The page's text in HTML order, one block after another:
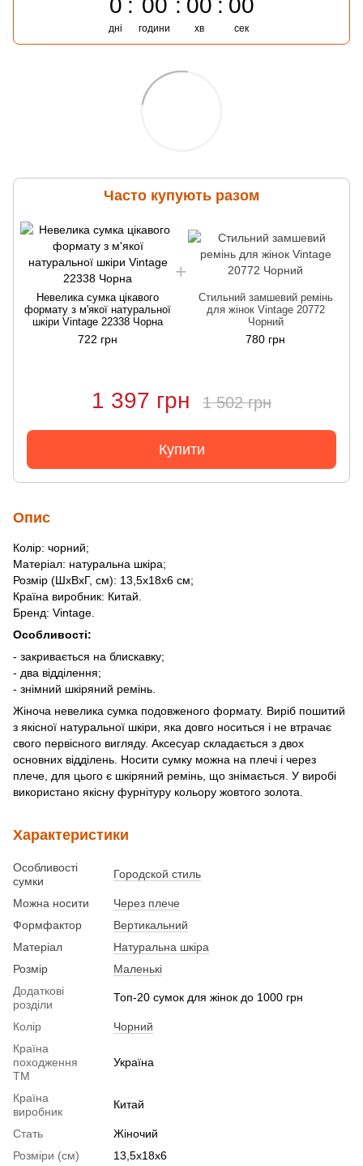
дні години хв сек
Часто купують разом
Невелика сумка цікавого
формату з м'якої натуральної
шкіри Vintage 22338 Чорна
722 грн
Стильний замшевий ремінь
для жінок Vintage 20772
Чорний
780 грн
1 397 грн 1 502 грн
Купити
Опис
Колір: чорний;
Матеріал: натуральна шкіра;
Розмір (ШхВхГ, см): 13,5х18х6 см;
Країна виробник: Китай.
Бренд: Vintage.
Особливості:
- закривається на блискавку;
- два відділення;
- знімний шкіряний ремінь.
Жіноча невелика сумка подовженого формату. Виріб пошитий
з якісної натуральної шкіри, яка довго носиться і не втрачає
свого первісного вигляду. Аксесуар складається з двох
основних відділень. Носити сумку можна на плечі і через
плече, для цього є шкіряний ремінь, що знімається. У виробі
використано якісну фурнітуру кольору жовтого золота.
Характеристики
Особливості
сумки
Городской стиль
Можна носити
Через плече
Формфактор
Вертикальний
Матеріал
Натуральна шкіра
Розмір
Маленькі
Додаткові
розділи
Топ-20 сумок для жінок до 1000 грн
Колір
Чорний
Країна
походження
ТМ
Україна
Країна
виробник
Китай
Стать
Жіночий
Розміри (см)
13,5х18х6